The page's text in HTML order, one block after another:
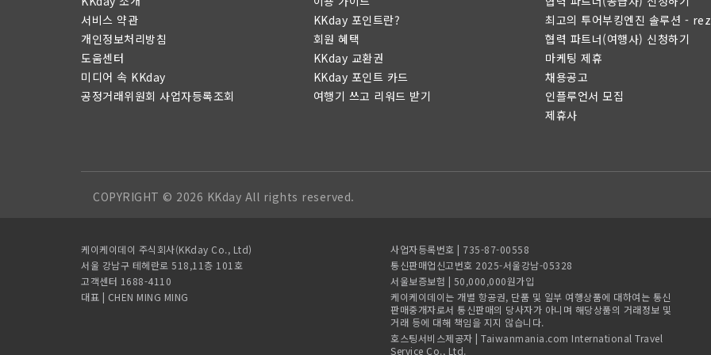
서비스 약관
개인정보처리방침
도움센터
미디어 속 KKday
공정거래위원회 사업자등록조회
KKday 포인트란?
회원 혜택
KKday 교환권
KKday 포인트 카드
여행기 쓰고 리워드 받기
최고의 투어부킹엔진 솔루션 -
협력 파트너(여행사) 신청하기
마케팅 제휴
채용공고
인플루언서 모집
제휴사
COPYRIGHT © 2026 KKday All rights reserved.
케이케이데이 주식회사(KKday Co., Ltd)
서울 강남구 테헤란로 518,11층 101호
고객센터 1688-4110
대표 | CHEN MING MING
사업자등록번호 | 735-87-00558
통신판매업신고번호 2025-서울강남-05328
서울보증보험 | 50,000,000원가입
케이케이데이는 개별 항공권, 단품 및 일부 여행상품에 대하여는 통신
판매중개자로서 통신판매의 당사자가 아니며 해당상품의 거래정보 및
거래 등에 대해 책임을 지지 않습니다.
호스팅서비스제공자 | Taiwanmania.com International Travel
Service Co., Ltd.